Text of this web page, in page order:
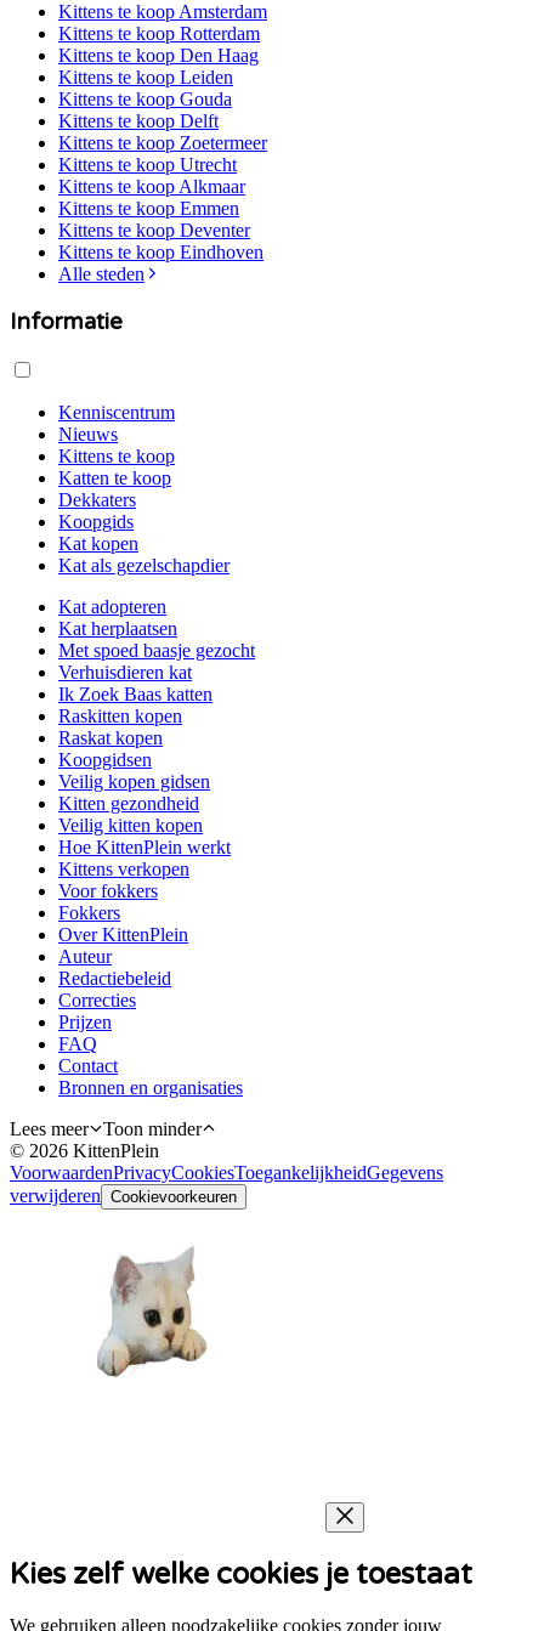
Kittens te koop Amsterdam
Kittens te koop Rotterdam
Kittens te koop Den Haag
Kittens te koop Leiden
Kittens te koop Gouda
Kittens te koop Delft
Kittens te koop Zoetermeer
Kittens te koop Utrecht
Kittens te koop Alkmaar
Kittens te koop Emmen
Kittens te koop Deventer
Kittens te koop Eindhoven
Alle steden
Informatie
Kenniscentrum
Nieuws
Kittens te koop
Katten te koop
Dekkaters
Koopgids
Kat kopen
Kat als gezelschapdier
Kat adopteren
Kat herplaatsen
Met spoed baasje gezocht
Verhuisdieren kat
Ik Zoek Baas katten
Raskitten kopen
Raskat kopen
Koopgidsen
Veilig kopen gidsen
Kitten gezondheid
Veilig kitten kopen
Hoe KittenPlein werkt
Kittens verkopen
Voor fokkers
Fokkers
Over KittenPlein
Auteur
Redactiebeleid
Correcties
Prijzen
FAQ
Contact
Bronnen en organisaties
Lees meer
Toon minder
© 2026 KittenPlein
VoorwaardenPrivacyCookiesToegankelijkheidGegevens
verwijderen Cookievoorkeuren
Kies zelf welke cookies je toestaat
We gebruiken alleen noodzakelijke cookies zonder jouw